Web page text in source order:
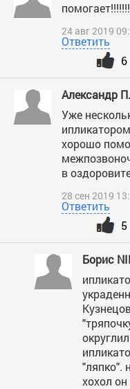
24 авг 2019
Ответить
6
Александр П.
Уже
хорошо
в
28 сен 2019
Ответить
5
Борис
"ляпко".
хохол